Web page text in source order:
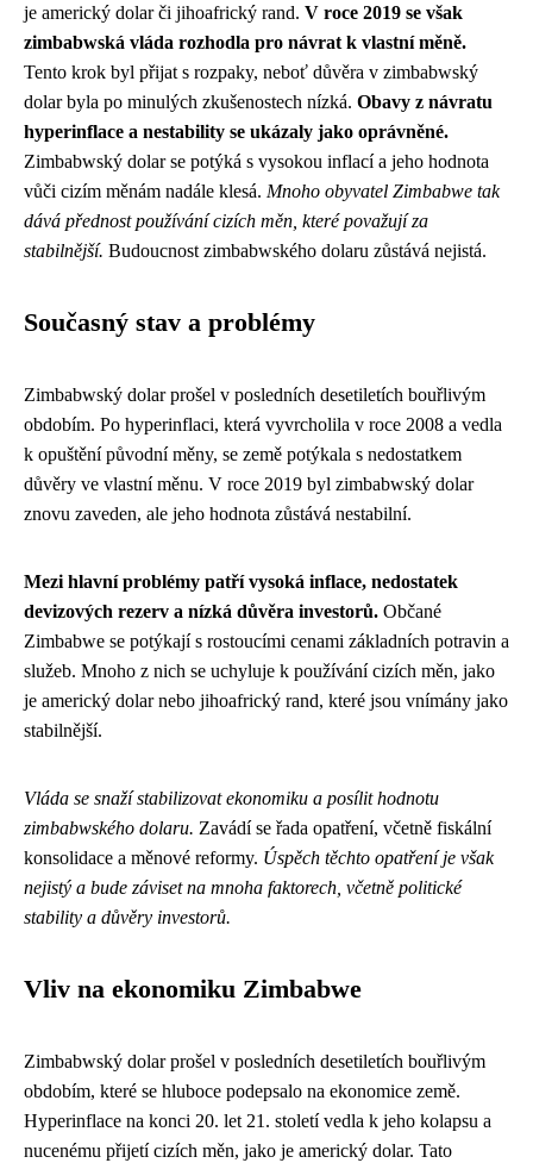
je americký dolar či jihoafrický rand. V roce 2019 se však
zimbabwská vláda rozhodla pro návrat k vlastní měně.
Tento krok byl přijat s rozpaky, neboť důvěra v zimbabwský
dolar byla po minulých zkušenostech nízká. Obavy z návratu
hyperinflace a nestability se ukázaly jako oprávněné.
Zimbabwský dolar se potýká s vysokou inflací a jeho hodnota
vůči cizím měnám nadále klesá. Mnoho obyvatel Zimbabwe tak
dává přednost používání cizích měn, které považují za
stabilnější. Budoucnost zimbabwského dolaru zůstává nejistá.
Současný stav a problémy
Zimbabwský dolar prošel v posledních desetiletích bouřlivým
obdobím. Po hyperinflaci, která vyvrcholila v roce 2008 a vedla
k opuštění původní měny, se země potýkala s nedostatkem
důvěry ve vlastní měnu. V roce 2019 byl zimbabwský dolar
znovu zaveden, ale jeho hodnota zůstává nestabilní.
Mezi hlavní problémy patří vysoká inflace, nedostatek
devizových rezerv a nízká důvěra investorů. Občané
Zimbabwe se potýkají s rostoucími cenami základních potravin a
služeb. Mnoho z nich se uchyluje k používání cizích měn, jako
je americký dolar nebo jihoafrický rand, které jsou vnímány jako
stabilnější.
Vláda se snaží stabilizovat ekonomiku a posílit hodnotu
zimbabwského dolaru. Zavádí se řada opatření, včetně fiskální
konsolidace a měnové reformy. Úspěch těchto opatření je však
nejistý a bude záviset na mnoha faktorech, včetně politické
stability a důvěry investorů.
Vliv na ekonomiku Zimbabwe
Zimbabwský dolar prošel v posledních desetiletích bouřlivým
obdobím, které se hluboce podepsalo na ekonomice země.
Hyperinflace na konci 20. let 21. století vedla k jeho kolapsu a
nucenému přijetí cizích měn, jako je americký dolar. Tato